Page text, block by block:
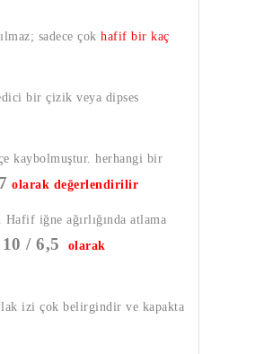
sadece çok hafif bir kaç
bir çizik veya dipses
kaybolmuştur. herhangi bir
olarak değerlendirilir
iğne ağırlığında atlama
10 / 6,5
olarak
izi çok belirgindir ve kapakta